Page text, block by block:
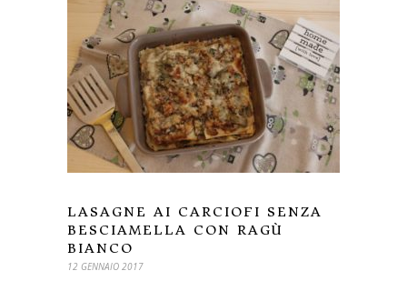
LASAGNE AI CARCIOFI SENZA
BESCIAMELLA CON RAGÙ
BIANCO
12 GENNAIO 2017